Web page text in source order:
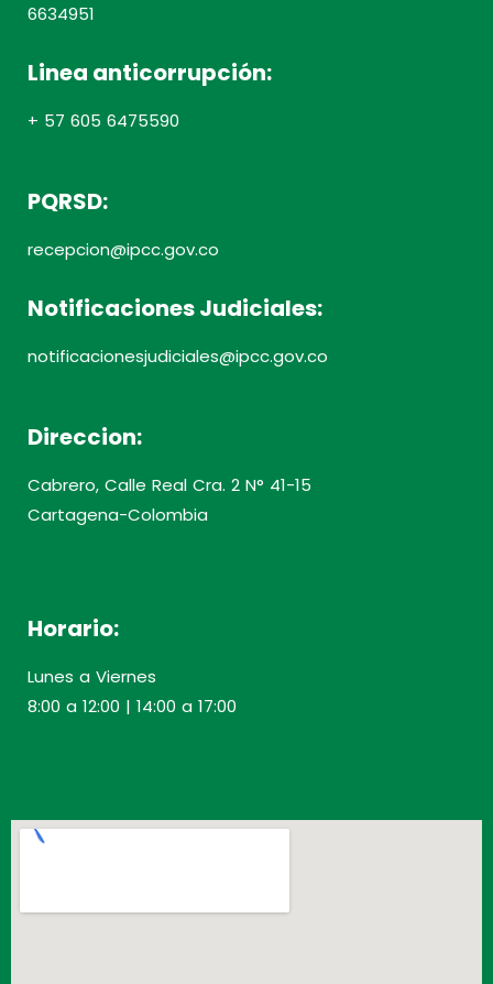
6634951
Linea anticorrupción:
+ 57 605 6475590
PQRSD:
recepcion@ipcc.gov.co
Notificaciones Judiciales:
notificacionesjudiciales@ipcc.gov.co
Direccion:
Cabrero, Calle Real Cra. 2 N° 41-15
Cartagena-Colombia
Horario:
Lunes a Viernes
8:00 a 12:00 | 14:00 a 17:00